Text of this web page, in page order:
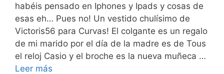
habéis pensado en Iphones y Ipads y cosas de
esas eh… Pues no! Un vestido chulísimo de
Victoris56 para Curvas! El colgante es un regalo
de mi marido por el día de la madre es de Tous
el reloj Casio y el broche es la nueva muñeca …
Leer más